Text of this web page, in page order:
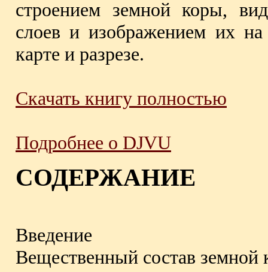
строением земной коры,
слоев и изображением их на
карте и разрезе.
Скачать книгу полностью
Подробнее о DJVU
СОДЕРЖАНИЕ
Введение
Вещественный состав земной